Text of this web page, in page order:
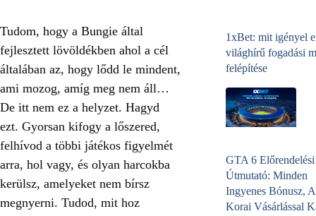
Tudom, hogy a Bungie által
fejlesztett lövöldékben ahol a cél
általában az, hogy lődd le mindent,
ami mozog, amíg meg nem áll…
De itt nem ez a helyzet. Hagyd
ezt. Gyorsan kifogy a lőszered,
felhívod a többi játékos figyelmét
arra, hol vagy, és olyan harcokba
kerülsz, amelyeket nem bírsz
megnyerni. Tudod, mit hoz
1xBet: mit igényel
világhírű fogadási
felépítése
GTA 6 Előrendelési
Útmutató: Minden
Ingyenes Bónusz,
Korai Vásárlással